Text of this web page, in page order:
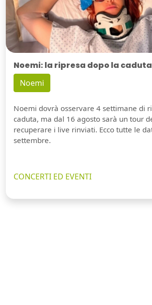
Noemi: la ripresa dopo la caduta
Noemi
Noemi dovrà osservare 4 settimane di
caduta, ma dal 16 agosto sarà un tour
recuperare i live rinviati. Ecco tutte le
settembre.
CONCERTI ED EVENTI